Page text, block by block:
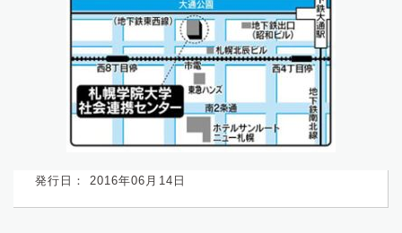
発行日： 2016年06月14日